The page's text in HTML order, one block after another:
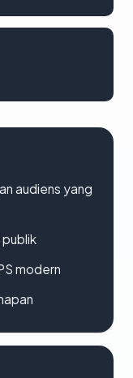
audiens yang
publik
modern